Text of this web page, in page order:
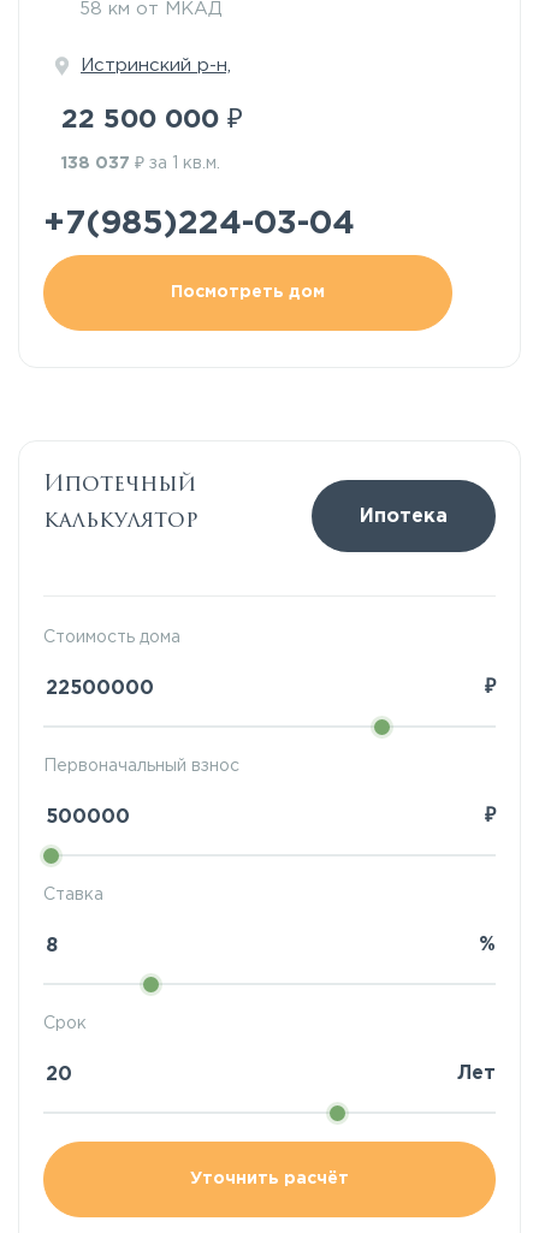
58 км от МКАД
Истринский р-н,
22 500 000 ₽
138 037 ₽ за 1 кв.м.
+7(985)224-03-04
Посмотреть дом
Ипотечный
калькулятор
Ипотека
Стоимость дома
₽
Ставка
%
Первоначальный взнос
₽
Срок
Лет
Уточнить расчёт